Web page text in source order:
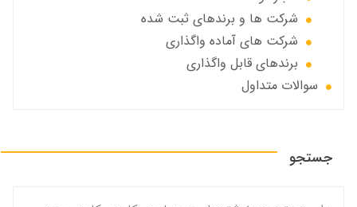
شرکت ها و برندهای ثبت شده
شرکت های آماده واگذاری
برندهای قابل واگذاری
سوالات متداول
جستجو